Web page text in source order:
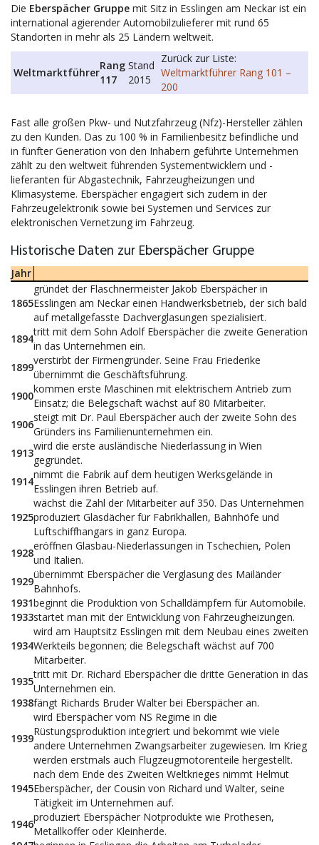
Die Eberspächer Gruppe mit Sitz in Esslingen am Neckar ist ein
international agierender Automobilzulieferer mit rund 65
Standorten in mehr als 25 Ländern weltweit.
Weltmarktführer
Rang
117
Stand
2015
Zurück zur Liste:
Weltmarktführer Rang 101 –
200
Fast alle großen Pkw- und Nutzfahrzeug (Nfz)-Hersteller zählen
zu den Kunden. Das zu 100 % in Familienbesitz befindliche und
in fünfter Generation von den Inhabern geführte Unternehmen
zählt zu den weltweit führenden Systementwicklern und -
lieferanten für Abgastechnik, Fahrzeugheizungen und
Klimasysteme. Eberspächer engagiert sich zudem in der
Fahrzeugelektronik sowie bei Systemen und Services zur
elektronischen Vernetzung im Fahrzeug.
Historische Daten zur Eberspächer Gruppe
Jahr
1865
gründet der Flaschnermeister Jakob Eberspächer in
Esslingen am Neckar einen Handwerksbetrieb, der sich bald
auf metallgefasste Dachverglasungen spezialisiert.
1894
tritt mit dem Sohn Adolf Eberspächer die zweite Generation
in das Unternehmen ein.
1899
verstirbt der Firmengründer. Seine Frau Friederike
übernimmt die Geschäftsführung.
1900
kommen erste Maschinen mit elektrischem Antrieb zum
Einsatz; die Belegschaft wächst auf 80 Mitarbeiter.
1906
steigt mit Dr. Paul Eberspächer auch der zweite Sohn des
Gründers ins Familienunternehmen ein.
1913
wird die erste ausländische Niederlassung in Wien
gegründet.
1914
nimmt die Fabrik auf dem heutigen Werksgelände in
Esslingen ihren Betrieb auf.
1925
wächst die Zahl der Mitarbeiter auf 350. Das Unternehmen
produziert Glasdächer für Fabrikhallen, Bahnhöfe und
Luftschiffhangars in ganz Europa.
1928
eröffnen Glasbau-Niederlassungen in Tschechien, Polen
und Italien.
1929
übernimmt Eberspächer die Verglasung des Mailänder
Bahnhofs.
1931beginnt die Produktion von Schalldämpfern für Automobile.
1933startet man mit der Entwicklung von Fahrzeugheizungen.
1934
wird am Hauptsitz Esslingen mit dem Neubau eines zweiten
Werkteils begonnen; die Belegschaft wächst auf 700
Mitarbeiter.
1935
tritt mit Dr. Richard Eberspächer die dritte Generation in das
Unternehmen ein.
1938fängt Richards Bruder Walter bei Eberspächer an.
1939
wird Eberspächer vom NS Regime in die
Rüstungsproduktion integriert und bekommt wie viele
andere Unternehmen Zwangsarbeiter zugewiesen. Im Krieg
werden erstmals auch Flugzeugmotorenteile hergestellt.
1945
nach dem Ende des Zweiten Weltkrieges nimmt Helmut
Eberspächer, der Cousin von Richard und Walter, seine
Tätigkeit im Unternehmen auf.
1946
produziert Eberspächer Notprodukte wie Prothesen,
Metallkoffer oder Kleinherde.